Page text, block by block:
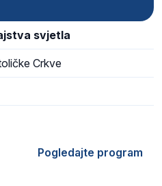
svjetla
Crkve
Pogledajte program